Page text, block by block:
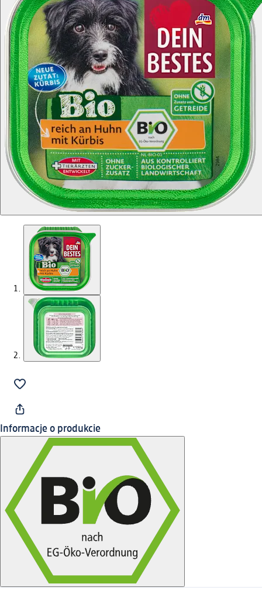
Informacje o produkcie